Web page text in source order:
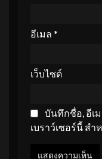
อีเมล *
เว็บไซต์
บันทึกชื่อ, อีเ
เบราว์เซอร์นี้ ส